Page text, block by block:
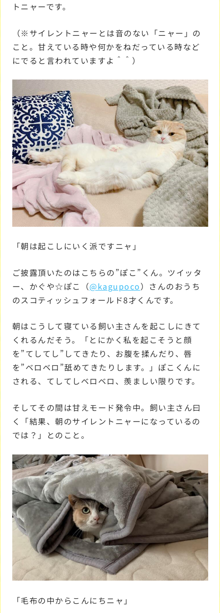
トニャーです。
（※サイレントニャーとは音のない「ニャー」の
こと。甘えている時や何かをねだっている時など
にでると言われていますよ＾＾）
「朝は起こしにいく派ですニャ」
ご披露頂いたのはこちらの”ぽこ”くん。ツイッタ
ー、かぐや☆ぽこ（@kagupoco）さんのおうち
のスコティッシュフォールド8才くんです。
朝はこうして寝ている飼い主さんを起こしにきて
くれるんだそう。「とにかく私を起こそうと顔
を”てしてし”してきたり、お腹を揉んだり、唇
を”ベロベロ”舐めてきたりします。」ぽこくんに
される、てしてしベロベロ、羨ましい限りです。
そしてその間は甘えモード発令中。飼い主さん曰
く「結果、朝のサイレントニャーになっているの
では？」とのこと。
「毛布の中からこんにちニャ」